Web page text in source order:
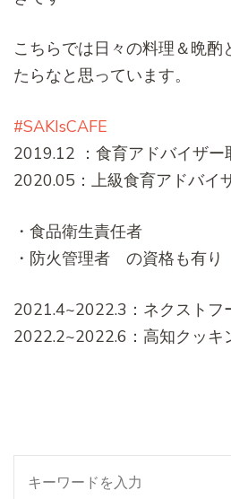
こちらでは日々の料理＆晩酌
たらなと思っています。
#SAKIsCAFE
2019.12 ：食育アドバイザー
2020.05：上級食育アドバイ
・食品衛生責任者
・防火管理者 の資格も有り
2021.4~2022.3：ネクストフ
2022.2~2022.6：高知クッキ